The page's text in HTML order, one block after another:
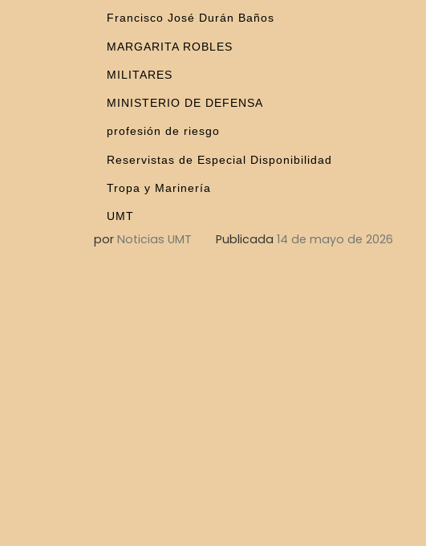
Francisco José Durán Baños
MARGARITA ROBLES
MILITARES
MINISTERIO DE DEFENSA
profesión de riesgo
Reservistas de Especial Disponibilidad
Tropa y Marinería
UMT
por Noticias UMT Publicada 14 de mayo de 2026